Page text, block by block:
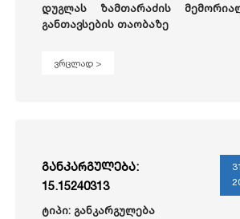
დუგლას ზამთარაძის
განთავსების თაობაზე
ვრცლად >
განკარგულება:
15.15240313
ტიპი: განკარგულება